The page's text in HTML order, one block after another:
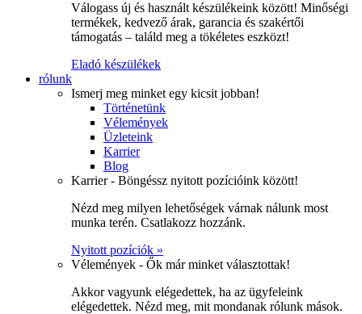
Válogass új és használt készülékeink között! Minőségi
termékek, kedvező árak, garancia és szakértői
támogatás – találd meg a tökéletes eszközt!
Eladó készülékek
rólunk
Ismerj meg minket egy kicsit jobban!
Történetünk
Vélemények
Üzleteink
Karrier
Blog
Karrier - Böngéssz nyitott pozícióink között!
Nézd meg milyen lehetőségek várnak nálunk most
munka terén. Csatlakozz hozzánk.
Nyitott pozíciók »
Vélemények - Ők már minket választottak!
Akkor vagyunk elégedettek, ha az ügyfeleink
elégedettek. Nézd meg, mit mondanak rólunk mások.